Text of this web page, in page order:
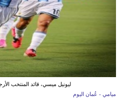
ليونيل ميسي، قائد المنتخب
ميامي - عُمان اليوم